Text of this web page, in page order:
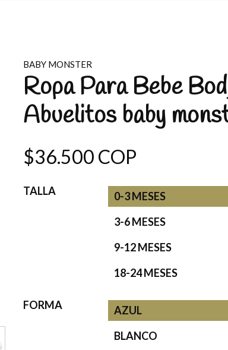
BABY MONSTER
Ropa Para Bebe
Abuelitos baby
$36.500 COP
TALLA
0-3 MESES
3-6 MESES
9-12 MESES
18-24 MESES
FORMA
AZUL
BLANCO